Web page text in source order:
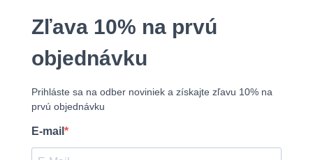
Zľava 10% na prvú
objednávku
Prihláste sa na odber noviniek a získajte zľavu 10% na
prvú objednávku
E-mail